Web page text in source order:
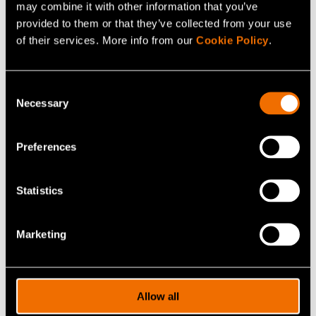
may combine it with other information that you’ve
provided to them or that they’ve collected from your use
of their services. More info from our Cookie Policy.
Selection
Necessary
Preferences
Statistics
Marketing
Allow all
Ota yhteyttä
Lisää uutisia ja tarinoita